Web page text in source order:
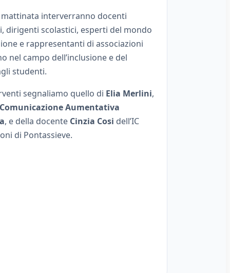
interverranno docenti
dirigenti scolastici, esperti del mondo
e rappresentanti di associazioni
nel campo dell’inclusione e del
studenti.
segnaliamo quello di Elia Merlini,
Comunicazione Aumentativa
, e della docente Cinzia Cosi dell’IC
di Pontassieve.